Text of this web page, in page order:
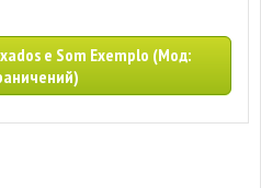
e Som Exemplo (Мод: